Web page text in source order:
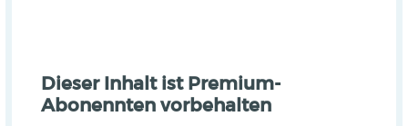
Dieser Inhalt ist Premium-
Abonennten vorbehalten